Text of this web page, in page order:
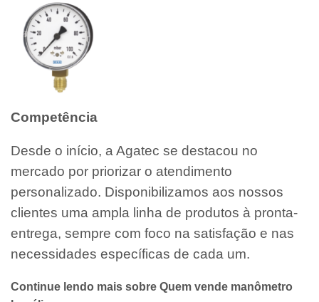
Competência
Desde o início, a Agatec se destacou no
mercado por priorizar o atendimento
personalizado. Disponibilizamos aos nossos
clientes uma ampla linha de produtos à pronta-
entrega, sempre com foco na satisfação e nas
necessidades específicas de cada um.
Continue lendo mais sobre Quem vende manômetro